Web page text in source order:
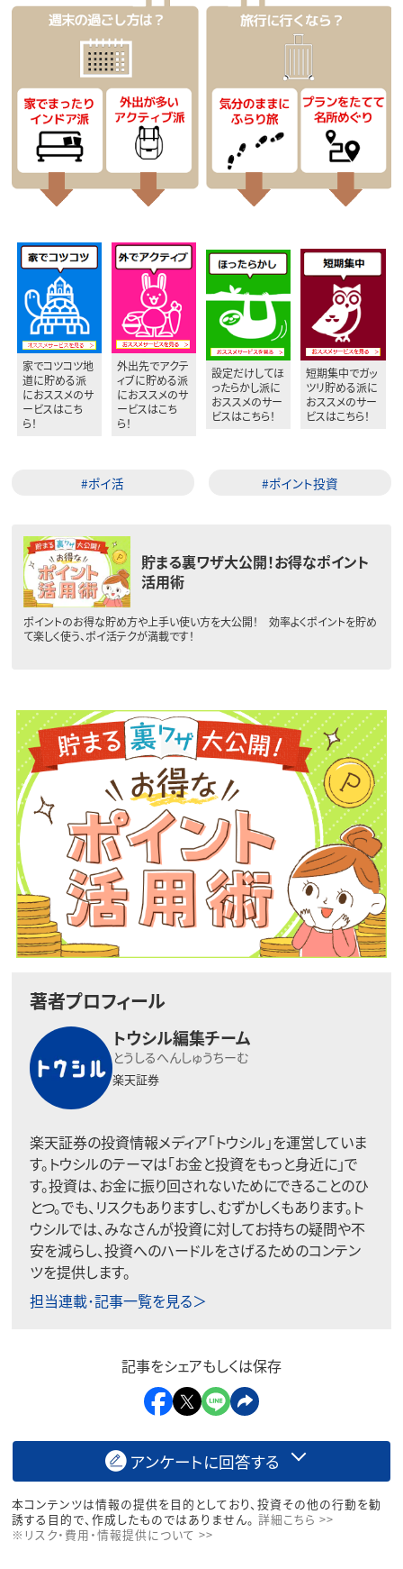
家でコツコツ地
道に貯める派
におススメのサ
ービスはこち
ら！
外出先でアクテ
ィブに貯める派
におススメのサ
ービスはこち
ら！
設定だけしてほ
ったらかし派に
おススメのサー
ビスはこちら！
短期集中でガッ
ツリ貯める派に
おススメのサー
ビスはこちら！
#ポイ活 #ポイント投資
貯まる裏ワザ大公開！お得なポイント
活用術
ポイントのお得な貯め方や上手い使い方を大公開！ 効率よくポイントを貯め
て楽しく使う、ポイ活テクが満載です！
著者プロフィール
トウシル編集チーム
とうしるへんしゅうちーむ
楽天証券
楽天証券の投資情報メディア「トウシル」を運営していま
す。トウシルのテーマは「お金と投資をもっと身近に」で
す。投資は、お金に振り回されないためにできることのひ
とつ。でも、リスクもありますし、むずかしくもあります。ト
ウシルでは、みなさんが投資に対してお持ちの疑問や不
安を減らし、投資へのハードルをさげるためのコンテン
ツを提供します。
担当連載･記事一覧を見る＞
記事をシェアもしくは保存
アンケートに回答する
本コンテンツは情報の提供を目的としており、投資その他の行動を勧
誘する目的で、作成したものではありません。 詳細こちら >>
※リスク・費用・情報提供について >>